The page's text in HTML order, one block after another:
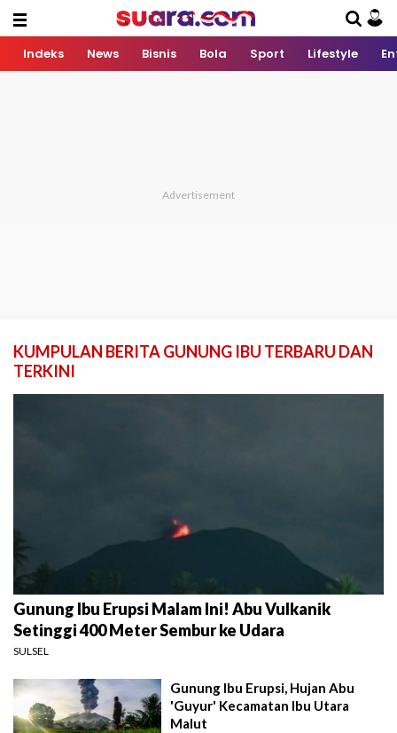
Indeks News Bisnis Bola Sport Lifestyle
KUMPULAN BERITA GUNUNG IBU TERBARU DAN
TERKINI
Gunung Ibu Erupsi Malam Ini! Abu Vulkanik
Setinggi 400 Meter Sembur ke Udara
SULSEL
Gunung Ibu Erupsi, Hujan Abu
'Guyur' Kecamatan Ibu Utara
Malut